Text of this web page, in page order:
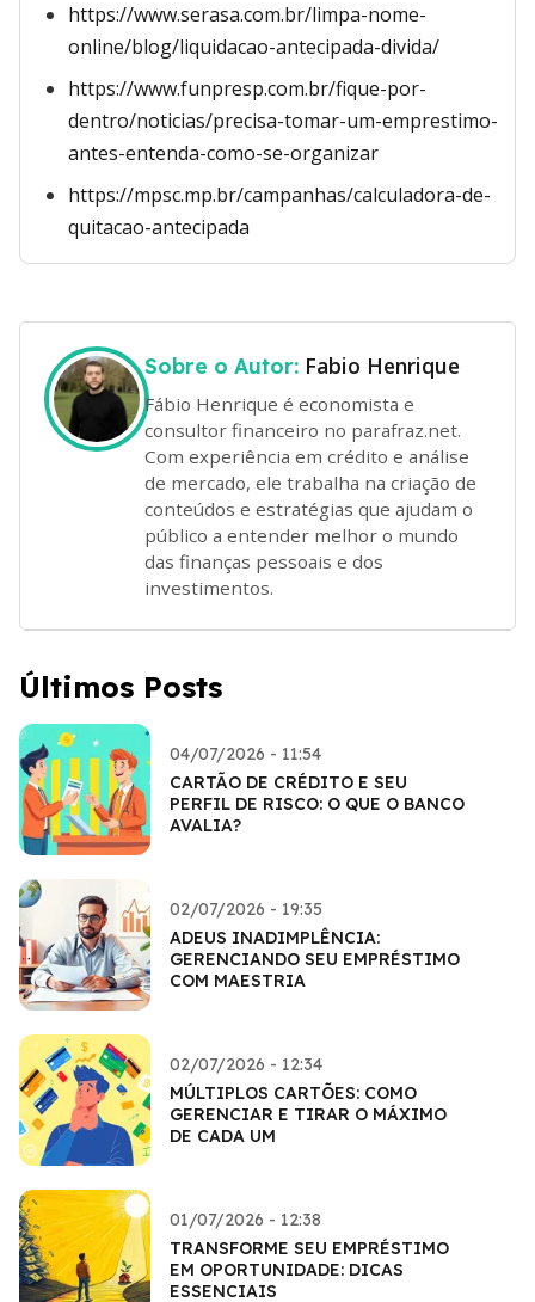
https://www.serasa.com.br/limpa-nome-
online/blog/liquidacao-antecipada-divida/
https://www.funpresp.com.br/fique-por-
dentro/noticias/precisa-tomar-um-emprestimo-
antes-entenda-como-se-organizar
https://mpsc.mp.br/campanhas/calculadora-de-
quitacao-antecipada
Sobre o Autor: Fabio Henrique
Fábio Henrique é economista e
consultor financeiro no parafraz.net.
Com experiência em crédito e análise
de mercado, ele trabalha na criação de
conteúdos e estratégias que ajudam o
público a entender melhor o mundo
das finanças pessoais e dos
investimentos.
Últimos Posts
04/07/2026 - 11:54
CARTÃO DE CRÉDITO E SEU
PERFIL DE RISCO: O QUE O BANCO
AVALIA?
02/07/2026 - 19:35
ADEUS INADIMPLÊNCIA:
GERENCIANDO SEU EMPRÉSTIMO
COM MAESTRIA
02/07/2026 - 12:34
MÚLTIPLOS CARTÕES: COMO
GERENCIAR E TIRAR O MÁXIMO
DE CADA UM
01/07/2026 - 12:38
TRANSFORME SEU EMPRÉSTIMO
EM OPORTUNIDADE: DICAS
ESSENCIAIS